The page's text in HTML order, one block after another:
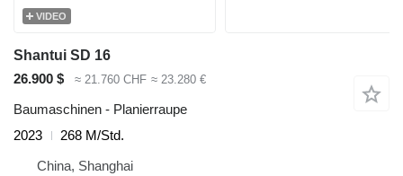
VIDEO
Shantui SD 16
26.900 $
≈ 21.760 CHF ≈ 23.280 €
Baumaschinen - Planierraupe
2023
268 M/Std.
China, Shanghai